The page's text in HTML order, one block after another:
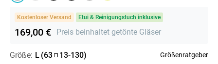
Kostenloser Versand Etui & Reinigungstuch inklusive
169,00 € Preis beinhaltet getönte Gläser
Größe: L (63 13-130) Größenratgeber